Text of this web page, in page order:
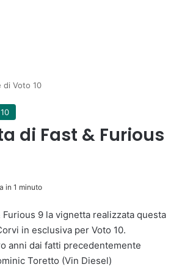
di Voto 10
di Fast & Furious
in 1 minuto
Furious 9 la vignetta realizzata questa
in esclusiva per Voto 10.
anni dai fatti precedentemente
Toretto (Vin Diesel)